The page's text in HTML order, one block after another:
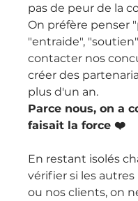
pas de peur de la
On préfère penser
"entraide",
contacter nos
créer des
plus d'un an.
Parce nous, on a
faisait la force ❤️
En restant isolés
vérifier si les
ou nos clients, on